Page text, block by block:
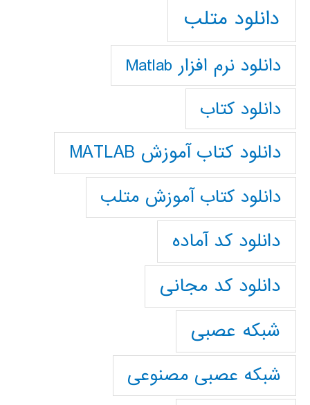
دانلود متلب
دانلود نرم افزار Matlab
دانلود کتاب
دانلود کتاب آموزش MATLAB
دانلود کتاب آموزش متلب
دانلود کد آماده
دانلود کد مجانی
شبکه عصبی
شبکه عصبی مصنوعی